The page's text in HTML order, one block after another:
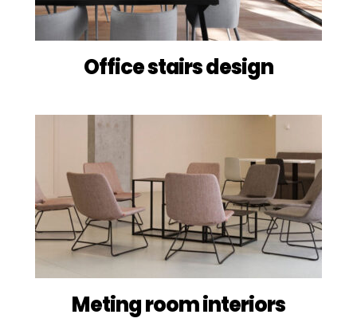
Office stairs design
Meting room interiors